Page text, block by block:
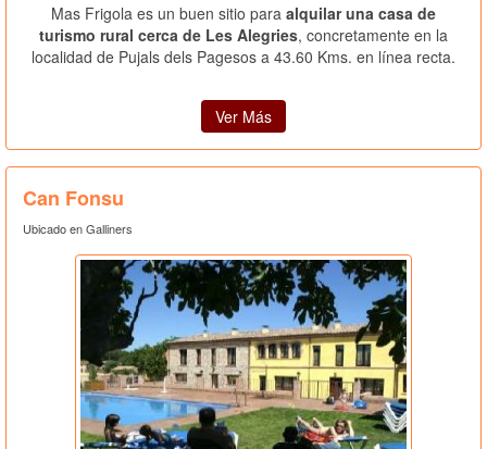
Mas Frigola es un buen sitio para alquilar una casa de
turismo rural cerca de Les Alegries, concretamente en la
localidad de Pujals dels Pagesos a 43.60 Kms. en línea recta.
Ver Más
Can Fonsu
Ubicado en Galliners